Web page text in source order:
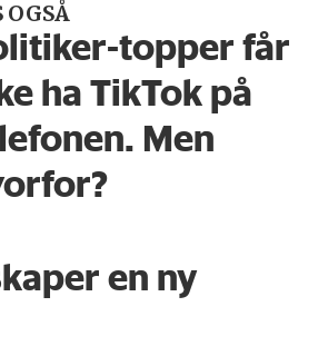
OGSÅ
topper får
ha TikTok på
Men
en ny